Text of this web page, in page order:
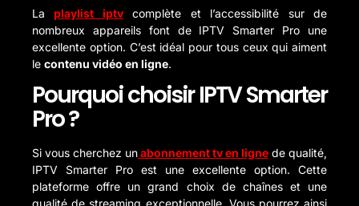
Laplaylist iptvcomplète et l’accessibilité sur de
nombreux appareils font de IPTV Smarter Pro une
excellente option. C’est idéal pour tous ceux qui aiment
le contenu vidéo en ligne.
Pourquoi choisir IPTV Smarter
Pro ?
Si vous cherchez unabonnement tv en ligne de qualité,
IPTV Smarter Pro est une excellente option. Cette
plateforme offre un grand choix de chaînes et une